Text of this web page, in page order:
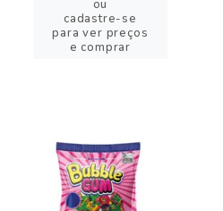
ou
cadastre-se
para ver preços
e comprar